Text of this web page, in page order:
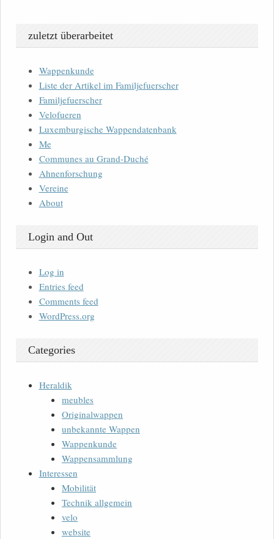
zuletzt überarbeitet
Wappenkunde
Liste der Artikel im Familjefuerscher
Familjefuerscher
Velofueren
Luxemburgische Wappendatenbank
Me
Communes au Grand-Duché
Ahnenforschung
Vereine
About
Login and Out
Log in
Entries feed
Comments feed
WordPress.org
Categories
Heraldik
meubles
Originalwappen
unbekannte Wappen
Wappenkunde
Wappensammlung
Interessen
Mobilität
Technik allgemein
velo
website